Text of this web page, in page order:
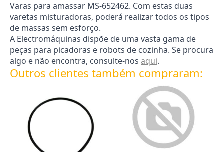
Varas para amassar MS-652462. Com estas duas
varetas misturadoras, poderá realizar todos os tipos
de massas sem esforço.
A Electromáquinas dispõe de uma vasta gama de
peças para picadoras e robots de cozinha. Se procura
algo e não encontra, consulte-nos aqui.
Outros clientes também compraram: